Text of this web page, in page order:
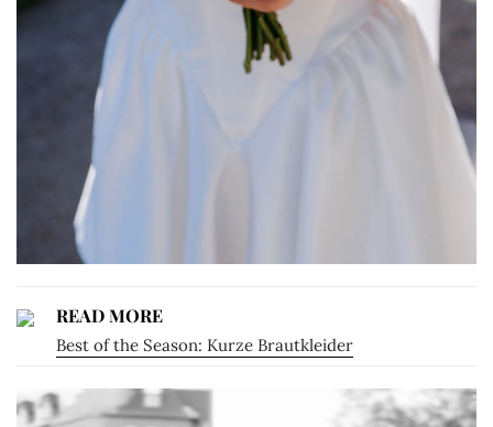
READ MORE
Best of the Season: Kurze Brautkleider